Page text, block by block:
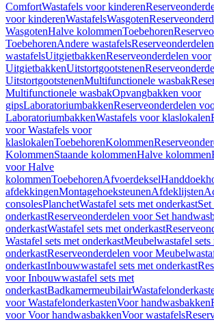
ComfortWastafels voor kinderen
voor kinderenWastafelsWasgoten
WasgotenHalve kolommenToebehoren
ToebehorenAndere wastafels
wastafelsUitgietbakkenReserveonderdelen voor
UitgietbakkenUitstortgootstenen
UitstortgootstenenMultifunctionele wasbak
Multifunctionele wasbakOpvangbakken voor
gipsLaboratoriumbakkenReserveonderdelen
LaboratoriumbakkenWastafels voor klaslokalen
voor Wastafels voor
klaslokalenToebehorenKolommen
KolommenStaande kolommenHalve kolommen
voor Halve
kolommenToebehorenAfvoerdeksel
afdekkingenMontagehoeksteunenAfdeklijsten
consolesPlanchetWastafel sets met onderkast
onderkastReserveonderdelen voor Set
onderkastWastafel sets met onderkast
Wastafel sets met onderkastMeubelwastafel sets
onderkastReserveonderdelen voor
onderkastInbouwwastafel sets met onderkast
voor Inbouwwastafel sets met
onderkastBadkamermeubilair
voor WastafelonderkastenVoor handwasbakken
voor Voor handwasbakkenVoor wastafels